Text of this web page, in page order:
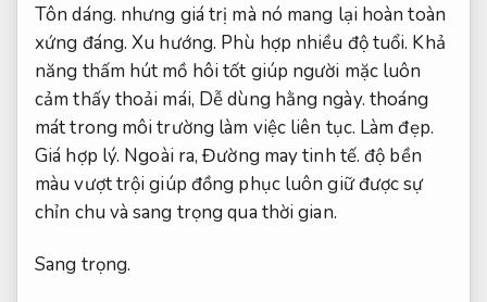
Tôn dáng. nhưng giá trị mà nó mang lại hoàn toàn
xứng đáng.Xu hướng. Phù hợp nhiều độ tuổi. Khả
năng thấm hút mồ hôi tốt giúp người mặc luôn
cảm thấy thoải mái, Dễ dùng hằng ngày. thoáng
mát trong môi trường làm việc liên tục. Làm đẹp.
Giá hợp lý. Ngoài ra,Đường may tinh tế. độ bền
màu vượt trội giúp đồng phục luôn giữ được sự
chỉn chu và sang trọng qua thời gian.
Sang trọng.